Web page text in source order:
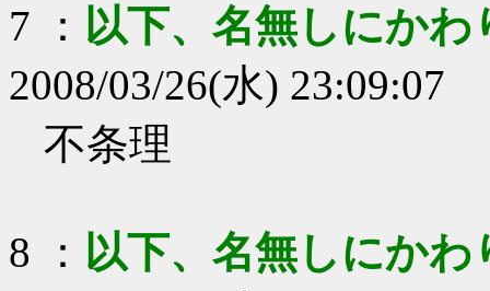
7 ： 以下、名無しにか
2008/03/26(水) 23:09:07
不条理
8 ： 以下、名無しにか